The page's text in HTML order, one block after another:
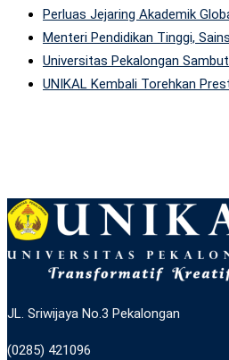
Perluas Jejaring Akademik
Menteri Pendidikan Tinggi,
Universitas Pekalongan
UNIKAL Kembali Torehkan
JL. Sriwijaya No.3 Pekalongan
(0285) 421096